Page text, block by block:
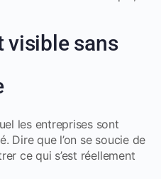
visible sans
les entreprises sont
Dire que l’on se soucie de
ce qui s’est réellement